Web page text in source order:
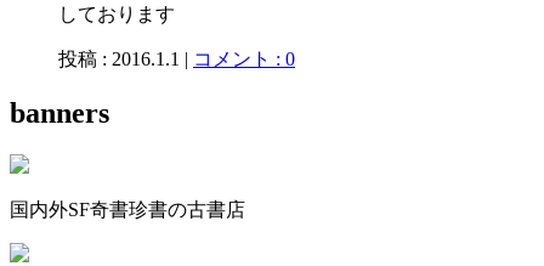
しております
投稿 : 2016.1.1 | コメント : 0
banners
国内外SF奇書珍書の古書店